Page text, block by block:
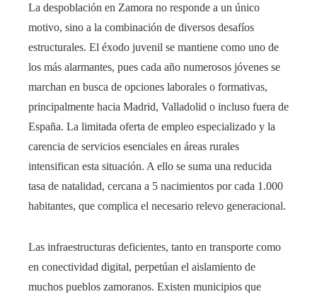
La despoblación en Zamora no responde a un único
motivo, sino a la combinación de diversos desafíos
estructurales. El éxodo juvenil se mantiene como uno de
los más alarmantes, pues cada año numerosos jóvenes se
marchan en busca de opciones laborales o formativas,
principalmente hacia Madrid, Valladolid o incluso fuera de
España. La limitada oferta de empleo especializado y la
carencia de servicios esenciales en áreas rurales
intensifican esta situación. A ello se suma una reducida
tasa de natalidad, cercana a 5 nacimientos por cada 1.000
habitantes, que complica el necesario relevo generacional.
Las infraestructuras deficientes, tanto en transporte como
en conectividad digital, perpetúan el aislamiento de
muchos pueblos zamoranos. Existen municipios que